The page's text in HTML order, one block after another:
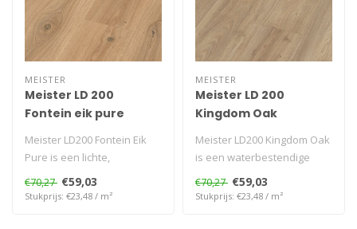
MEISTER
Meister LD 200
Fontein eik pure
Meister LD200 Fontein Eik
Pure is een lichte,
waterbestendige en
krasvaste lamin..
€70,27 €59,03
Stukprijs: €23,48 / m²
MEISTER
Meister LD 200
Kingdom Oak
Meister LD200 Kingdom Oak
is een waterbestendige
laminaatvloer met robuuste
eike..
€70,27 €59,03
Stukprijs: €23,48 / m²